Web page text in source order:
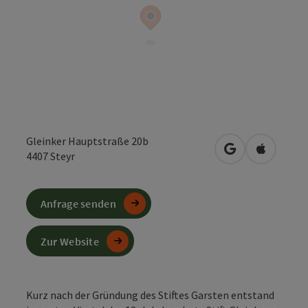
Gleinker Hauptstraße 20b
4407Steyr in Googlein Apple
Kurz nach der Gründung des Stiftes Garsten entstand
Anfrage senden
Zur Website